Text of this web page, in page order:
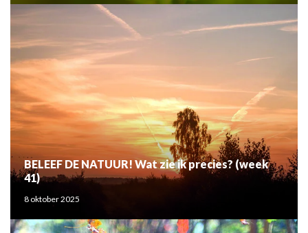
BELEEF DE NATUUR! Wat zie ik precies? (week
41)
8 oktober 2025